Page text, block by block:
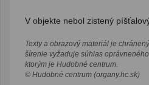
V objekte nebol zistený
Texty a obrazový materiál je
šírenie vyžaduje súhlas
ktorým je Hudobné centrum.
© Hudobné centrum (organy.hc.sk)